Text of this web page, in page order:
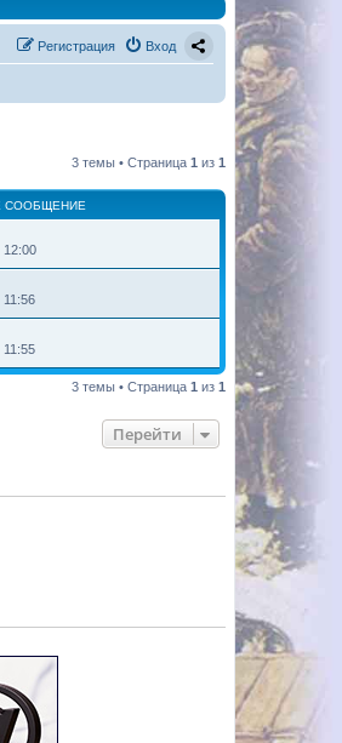
Вход
Регистрация
3 темы • Страница 1 из 1
СООБЩЕНИЕ
12:00
11:56
11:55
3 темы • Страница 1 из 1
Перейти